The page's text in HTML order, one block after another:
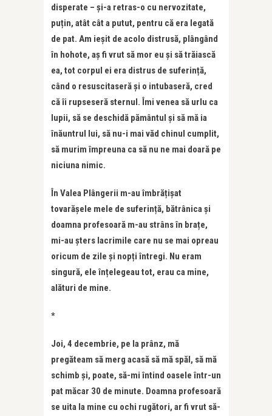
disperate – și-a retras-o cu nervozitate,
puțin, atât cât a putut, pentru că era legată
de pat. Am ieșit de acolo distrusă, plângând
în hohote, aș fi vrut să mor eu și să trăiască
ea, tot corpul ei era distrus de suferință,
când o resuscitaseră și o intubaseră, cred
că îi rupseseră sternul. Îmi venea să urlu ca
lupii, să se deschidă pământul și să mă ia
înăuntrul lui, să nu-i mai văd chinul cumplit,
să murim împreuna ca să nu ne mai doară pe
niciuna nimic.
În Valea Plângerii m-au îmbrățișat
tovarășele mele de suferință, bătrânica și
doamna profesoară m-au strâns în brațe,
mi-au șters lacrimile care nu se mai opreau
oricum de zile și nopți întregi. Nu eram
singură, ele înțelegeau tot, erau ca mine,
alături de mine.
*
Joi, 4 decembrie, pe la prânz, mă
pregăteam să merg acasă să mă spăl, să mă
schimb și, poate, să-mi întind oasele într-un
pat măcar 30 de minute. Doamna profesoară
se uita la mine cu ochi rugători, ar fi vrut să-